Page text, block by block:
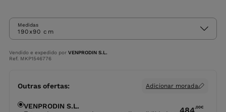
Medidas
190x90 cm
Vendido e expedido por VENPRODIN S.L.
Ref. MKP1546776
Outras ofertas: Adicionar morada
VENPRODIN S.L. ,00€